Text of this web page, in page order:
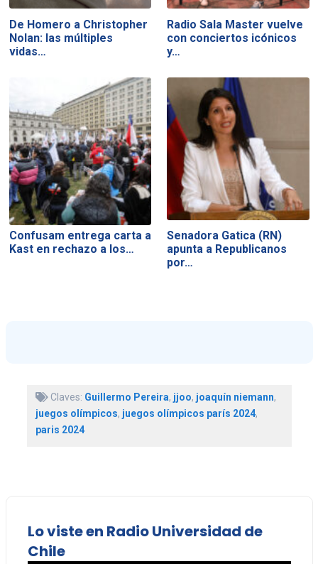
De Homero a Christopher
Nolan: las múltiples
vidas…
Radio Sala Master vuelve
con conciertos icónicos
y…
Confusam entrega carta a
Kast en rechazo a los…
Senadora Gatica (RN)
apunta a Republicanos
por…
Claves: Guillermo Pereira, jjoo, joaquín niemann,
juegos olímpicos, juegos olímpicos parís 2024,
paris 2024
Lo viste en Radio Universidad de
Chile